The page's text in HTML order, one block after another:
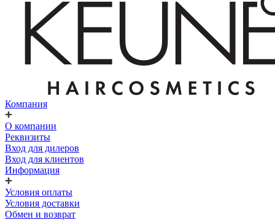
Компания
О компании
Реквизиты
Вход для дилеров
Вход для клиентов
Информация
Условия оплаты
Условия доставки
Обмен и возврат